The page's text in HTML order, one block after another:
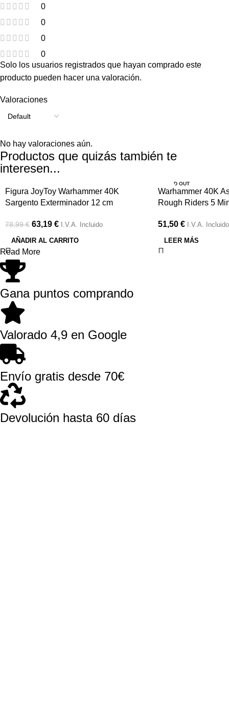
0
0
0
0
Valoraciones
No hay valoraciones aún.
Solo los usuarios registrados que hayan comprado este
producto pueden hacer una valoración.
Productos que quizás también te
interesen...
Figura JoyToy Warhammer 40K
Sargento Exterminador 12 cm
78,99€ 63,19 € I.V.A. Incluido
AÑADIR AL CARRITO
SOLD OUT
Warhammer 40K
Rough Riders 5
51,50 € I.V.A. Incluido
LEER MÁS
Read More
Gana puntos comprando
Valorado 4,9 en Google
Envío gratis desde 70€
Devolución hasta 60 días